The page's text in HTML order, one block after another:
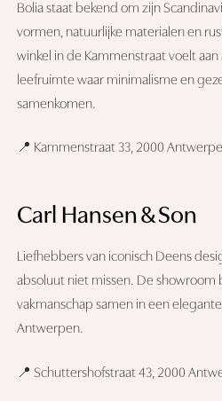
Bolia staat bekend om zijn
vormen, natuurlijke materialen en
winkel in de Kammenstraat voelt
leefruimte waar minimalisme en
samenkomen.
📍 Kammenstraat 33, 2000
Carl Hansen & Son
Liefhebbers van iconisch Deens
absoluut niet missen. De showroom
vakmanschap samen in een
Antwerpen.
📍 Schuttershofstraat 43, 2000